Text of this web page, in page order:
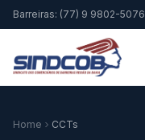
Barreiras: (77) 9 9802-5076
Home CCTs